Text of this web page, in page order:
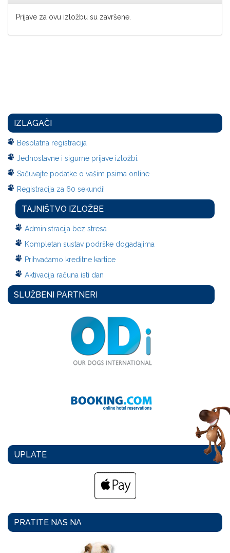
Prijave za ovu izložbu su završene.
IZLAGAČI
Besplatna registracija
Jednostavne i sigurne prijave izložbi.
Sačuvajte podatke o vašim psima online
Registracija za 60 sekundi!
TAJNIŠTVO IZLOŽBE
Administracija bez stresa
Kompletan sustav podrške događajima
Prihvaćamo kreditne kartice
Aktivacija računa isti dan
SLUŽBENI PARTNERI
UPLATE
PRATITE NAS NA